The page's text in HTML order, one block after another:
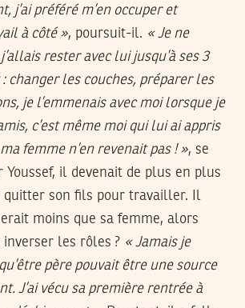
j’ai préféré m’en occuper et
à côté », poursuit-il. « Je ne
rester avec lui jusqu’à ses 3
: changer les couches, préparer les
je l’emmenais avec moi lorsque je
c’est même moi qui lui ai appris
femme n’en revenait pas ! », se
Youssef, il devenait de plus en plus
quitter son fils pour travailler. Il
moins que sa femme, alors
inverser les rôles ? « Jamais je
père pouvait être une source
J’ai vécu sa première rentrée à